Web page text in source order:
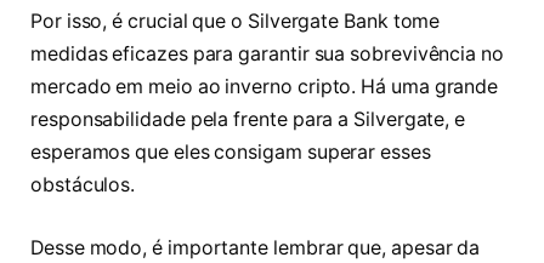
Por isso, é crucial que o Silvergate Bank tome
medidas eficazes para garantir sua sobrevivência no
mercado em meio ao inverno cripto. Há uma grande
responsabilidade pela frente para a Silvergate, e
esperamos que eles consigam superar esses
obstáculos.
Desse modo, é importante lembrar que, apesar da